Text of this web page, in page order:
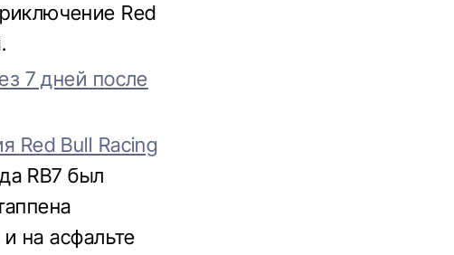
Red
7 дней после
Red Bull Racing
RB7 был
на асфальте